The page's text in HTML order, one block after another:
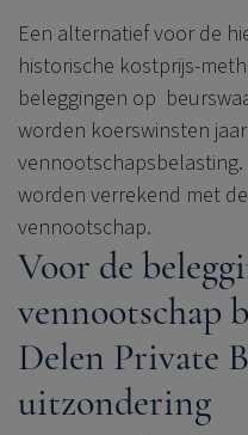
Een alternatief voor de
historische kostprijs-
beleggingen op
worden koerswinsten
worden verrekend met
vennootschap.
Voor de
vennootschap
Delen Private
uitzondering